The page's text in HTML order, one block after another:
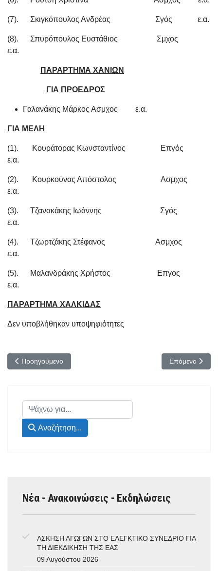
(7). Σκιγκόπουλος Ανδρέας Σγός ε.α.
(8). Σπυρόπουλος Ευστάθιος Σμχος
ε.α.
ΠΑΡΑΡΤΗΜΑ ΧΑΝΙΩΝ
ΓΙΑ ΠΡΟΕΔΡΟΣ
Γαλανάκης Μάρκος Ασμχος ε.α.
ΓΙΑ ΜΕΛΗ
(1). Κουράτορας Κωνσταντίνος Επγός
ε.α.
(2). Κουρκούνας Απόστολος Ασμχος
ε.α.
(3). Τζανακάκης Ιωάννης Σγός
ε.α.
(4). Τζωρτζάκης Στέφανος Ασμχος
ε.α.
(5). Μαλανδράκης Χρήστος Επγος
ε.α.
ΠΑΡΑΡΤΗΜΑ ΧΑΛΚΙΔΑΣ
Δεν υποβλήθηκαν υποψηφιότητες
Προηγούμενο άρθρο: Ημερομηνίες πληρωμής Μερισμάτων –
Προηγούμενο Επόμενο
Επόμενο
Αναζήτηση...
Αναζήτηση...
Νέα - Ανακοινώσεις - Εκδηλώσεις
ΑΣΚΗΣΗ ΑΓΩΓΩΝ ΣΤΟ ΕΛΕΓΚΤΙΚΟ ΣΥΝΕΔΡΙΟ ΓΙΑ
ΤΗ ΔΙΕΚΔΙΚΗΣΗ ΤΗΣ ΕΑΣ
09 Αυγούστου 2026